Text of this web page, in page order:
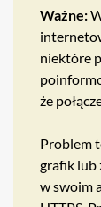
Ważne:
niektóre
że
Problem
grafik lub
w swoim